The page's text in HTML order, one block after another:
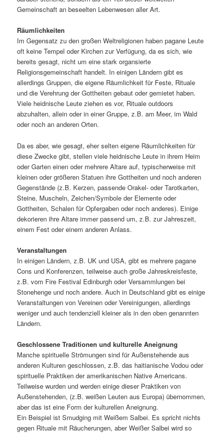
Gemeinschaft an beseelten Lebenwesen aller Art.
Räumlichkeiten
Im Gegensatz zu den großen Weltreligionen haben pagane Leute
oft keine Tempel oder Kirchen zur Verfügung, da es sich, wie
bereits gesagt, nicht um eine stark organsierte
Religionsgemeinschaft handelt. In einigen Ländern gibt es
allerdings Gruppen, die eigene Räumlichkeit für Feste, Rituale
und die Verehrung der Gottheiten gebaut oder gemietet haben.
Viele heidnische Leute ziehen es vor, Rituale outdoors
abzuhalten, allein oder in einer Gruppe, z.B. am Meer, im Wald
oder noch an anderen Orten.
Da es aber, wie gesagt, eher selten eigene Räumlichkeiten für
diese Zwecke gibt, stellen viele heidnische Leute in ihrem Heim
oder Garten einen oder mehrere Altare auf, typischerweise mit
kleinen oder größeren Statuen ihre Gottheiten und noch anderen
Gegenstände (z.B. Kerzen, passende Orakel- oder Tarotkarten,
Steine, Muscheln, Zeichen/Symbole der Elemente oder
Gottheiten, Schalen für Opfergaben oder noch anderes). Einige
dekorieren ihre Altare immer passend um, z.B. zur Jahreszeit,
einem Fest oder einem anderen Anlass.
Veranstaltungen
In einigen Ländern, z.B. UK und USA, gibt es mehrere pagane
Cons und Konferenzen, teilweise auch große Jahreskreisfeste,
z.B. vom Fire Festival Edinburgh oder Versammlungen bei
Stonehenge und noch andere. Auch in Deutschland gibt es einige
Veranstaltungen von Vereinen oder Vereinigungen, allerdings
weniger und auch tendenziell kleiner als in den oben genannten
Ländern.
Geschlossene Traditionen und kulturelle Aneignung
Manche spirituelle Strömungen sind für Außenstehende aus
anderen Kulturen geschlossen, z.B. das haitianische Vodou oder
spirituelle Praktiken der amerikanischen Native Americans.
Teilweise wurden und werden einige dieser Praktiken von
Außenstehenden, (z.B. weißen Leuten aus Europa) übernommen,
aber das ist eine Form der kulturellen Aneignung.
Ein Beispiel ist Smudging mit Weißem Salbei. Es spricht nichts
gegen Rituale mit Räucherungen, aber Weißer Salbei wird so